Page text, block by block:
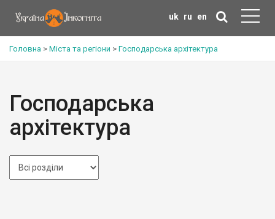
uk ru en
Головна > Міста та регіони > Господарська архітектура
Господарська
архітектура